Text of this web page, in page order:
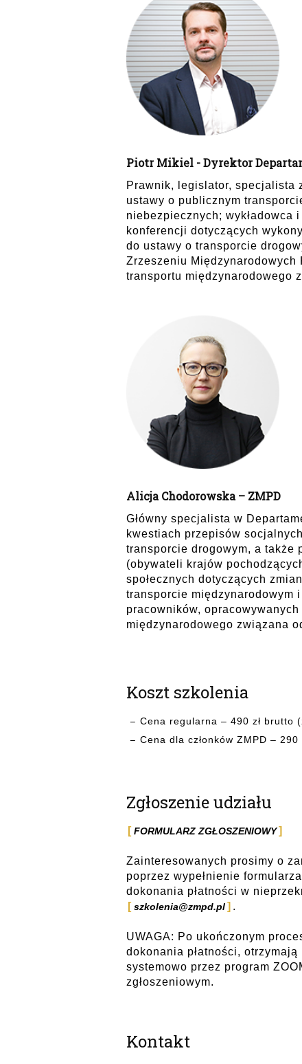
Piotr Mikiel - Dyrektor
Prawnik, legislator, specjalista
ustawy o publicznym
niebezpiecznych; wykładowca
konferencji dotyczących
do ustawy o transporcie
Zrzeszeniu Międzynarodowych
transportu międzynarodowego
Alicja Chodorowska – ZMPD
Główny specjalista w
kwestiach przepisów
transporcie drogowym, a także
(obywateli krajów
społecznych dotyczących
transporcie
pracowników,
międzynarodowego związana
Koszt szkolenia
Cena regularna – 490 zł brutto
Cena dla członków ZMPD –
Zgłoszenie udziału
FORMULARZ ZGŁOSZENIOWY
Zainteresowanych prosimy o
poprzez wypełnienie
dokonania płatności w
szkolenia@zmpd.pl .
UWAGA: Po ukończonym
dokonania płatności,
systemowo przez program
zgłoszeniowym.
Kontakt